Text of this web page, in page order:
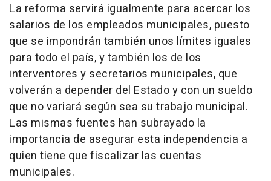
La reforma servirá igualmente para acercar los
salarios de los empleados municipales, puesto
que se impondrán también unos límites iguales
para todo el país, y también los de los
interventores y secretarios municipales, que
volverán a depender del Estado y con un sueldo
que no variará según sea su trabajo municipal.
Las mismas fuentes han subrayado la
importancia de asegurar esta independencia a
quien tiene que fiscalizar las cuentas
municipales.